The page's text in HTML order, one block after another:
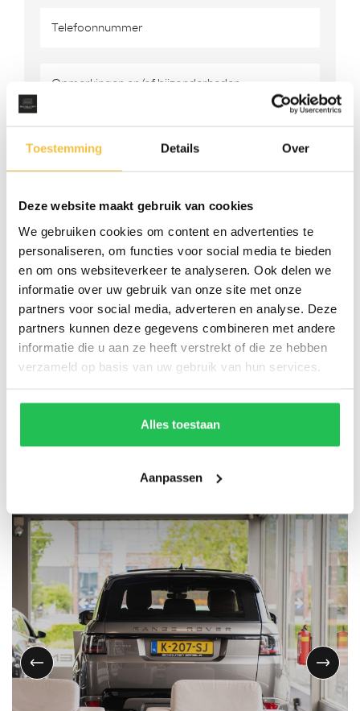
Toestemming Details Over
Deze website maakt gebruik van cookies
We gebruiken cookies om content en advertenties te
personaliseren, om functies voor social media te bieden
en om ons websiteverkeer te analyseren. Ook delen we
informatie over uw gebruik van onze site met onze
partners voor social media, adverteren en analyse. Deze
partners kunnen deze gegevens combineren met andere
informatie die u aan ze heeft verstrekt of die ze hebben
verzameld op basis van uw gebruik van hun services.
Alles toestaan
Aanpassen
VERZENDEN
*Indien u geen bevestiging heeft ontvangen, gelieve
contact met ons op te nemen.
OVERIGE DIENSTEN